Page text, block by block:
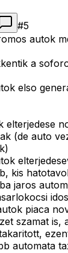
#5
autok
a
elso
elterjedese
(de auto
kis
jaros
piaca
szamat is,
automata